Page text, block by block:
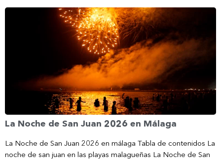
La Noche de San Juan 2026 en Málaga
La Noche de San Juan 2026 en málaga Tabla de contenidos La
noche de san juan en las playas malagueñas La Noche de San